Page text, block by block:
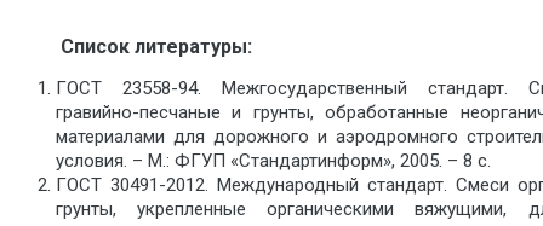
Список литературы:
ГОСТ 23558-94. Межгосударственный стандарт.
гравийно-песчаные и грунты, обработанные
материалами для дорожного и аэродромного
условия. – М.: ФГУП «Стандартинформ», 2005. – 8 с.
ГОСТ 30491-2012. Международный стандарт. Смеси
грунты, укрепленные органическими вяжущими,